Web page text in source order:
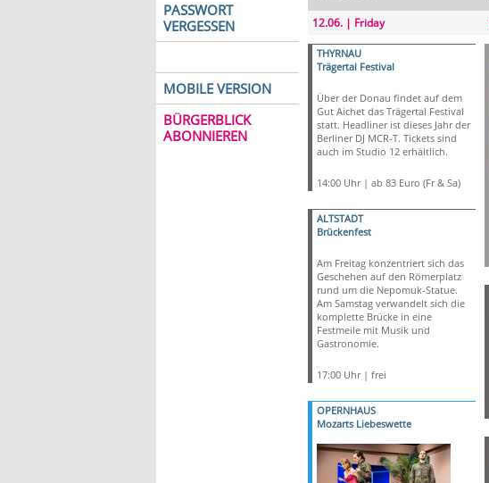
PASSWORT
VERGESSEN
MOBILE VERSION
BÜRGERBLICK
ABONNIEREN
12.06. | Friday
THYRNAU
Trägertal Festival
Über der Donau findet auf dem
Gut Aichet das Trägertal Festival
statt. Headliner ist dieses Jahr der
Berliner DJ MCR-T. Tickets sind
auch im Studio 12 erhältlich.
14:00 Uhr | ab 83 Euro (Fr & Sa)
ALTSTADT
Brückenfest
Am Freitag konzentriert sich das
Geschehen auf den Römerplatz
rund um die Nepomuk-Statue.
Am Samstag verwandelt sich die
komplette Brücke in eine
Festmeile mit Musik und
Gastronomie.
17:00 Uhr | frei
OPERNHAUS
Mozarts Liebeswette